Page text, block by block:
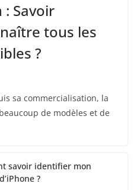
Savoir
tous les
?
sa commercialisation, la
de modèles et de
savoir identifier mon
?